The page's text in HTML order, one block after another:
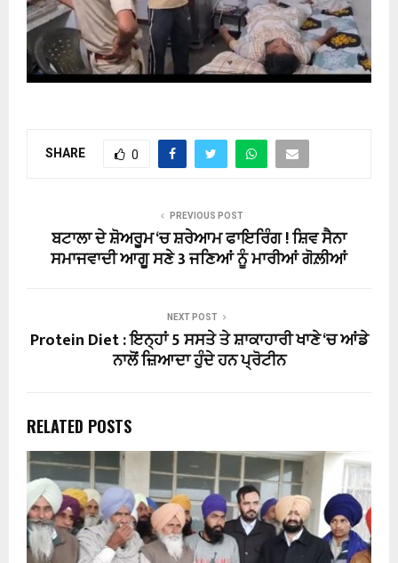
SHARE 0
PREVIOUS POST
ਬਟਾਲਾ ਦੇ ਸ਼ੋਅਰੂਮ ‘ਚ ਸ਼ਰੇਆਮ ਫਾਇਰਿੰਗ ! ਸ਼ਿਵ ਸੈਨਾ
ਸਮਾਜਵਾਦੀ ਆਗੂ ਸਣੇ 3 ਜਣਿਆਂ ਨੂੰ ਮਾਰੀਆਂ ਗੋਲ਼ੀਆਂ
NEXT POST
Protein Diet : ਇਨ੍ਹਾਂ 5 ਸਸਤੇ ਤੇ ਸ਼ਾਕਾਹਾਰੀ ਖਾਣੇ ‘ਚ ਆਂਡੇ
ਨਾਲੋਂ ਜ਼ਿਆਦਾ ਹੁੰਦੇ ਹਨ ਪ੍ਰੋਟੀਨ
RELATED POSTS